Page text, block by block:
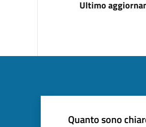
Ultimo
Quanto sono